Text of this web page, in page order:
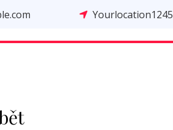
Yourlocation1245